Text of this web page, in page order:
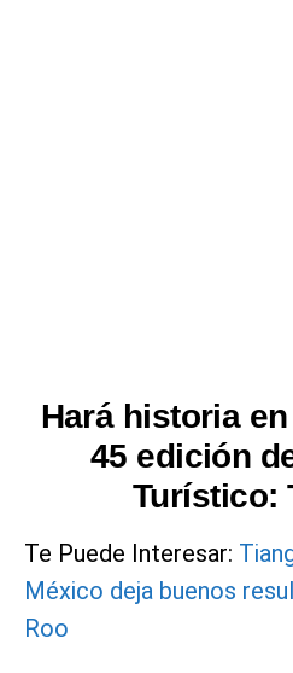
Hará historia
45 edición
Turístico:
Te Puede Interesar:
México deja buenos
Roo